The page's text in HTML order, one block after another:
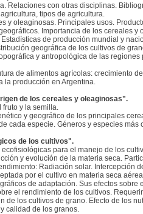
Relaciones con otras disciplinas.
tipos de agricultura.
y oleaginosas. Principales usos.
Importancia de los cereales
de producción mundial y
geográfica de los cultivos de
y antropológica de las
de alimentos agrícolas: crecimiento
la producción en Argentina.
de los cereales y oleaginosas".
fruto y la semilla.
y geográfico de los principales
cada especie. Géneros y especies más
de los cultivos".
para el manejo de los
y evolución de la materia seca.
Radiación solar. Intercepción
por el cultivo en materia seca
de adaptación. Sus efectos
el rendimiento de los cultivos.
de los cultivos de grano. Efecto de los
calidad de los granos.